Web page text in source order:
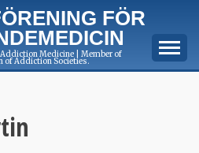
FÖR
Medicine | Member of
of Addiction Societies.